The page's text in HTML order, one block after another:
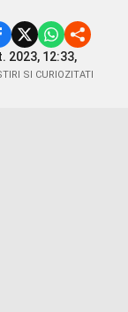
2023, 12:33,
SI CURIOZITATI